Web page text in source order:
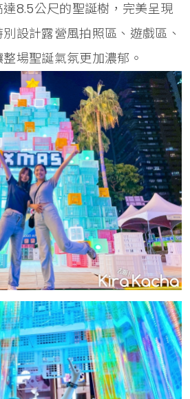
8.5公尺的聖誕樹，完美呈現
設計露營風拍照區、遊戲區、
場聖誕氣氛更加濃郁。